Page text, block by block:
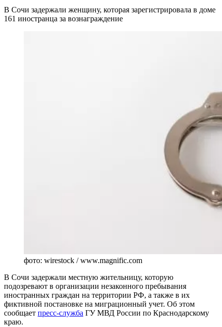
В Сочи задержали женщину, которая зарегистрировала в доме
161 иностранца за вознаграждение
фото: wirestock / www.magnific.com
В Сочи задержали местную жительницу, которую
подозревают в организации незаконного пребывания
иностранных граждан на территории РФ, а также в их
фиктивной постановке на миграционный учет. Об этом
сообщает пресс-служба ГУ МВД России по Краснодарскому
краю.